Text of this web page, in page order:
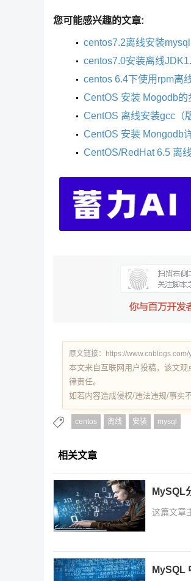
您可能感兴趣的文章:
centos7.2离线安装
centos7.0安装离线
centos 6.4下使用rpm离
CentOS 安装 Mogodb的
CentOS 离线安装gcc（
CentOS 安装 Mongodb
CentOS/RedHat 6.5 离
原文链接：https://www.cnblogs.com/
本文来自互联网用户投稿，该文
律责任。
如若内容造成侵权/违法违规/事实
centos 离线 安装 mysql
相关文章
MySQL
这篇文章
MySQL